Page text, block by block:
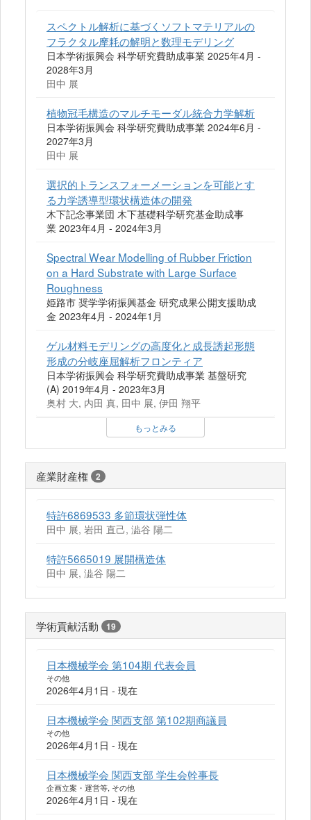
スペクトル解析に基づくソフトマテリアルの
フラクタル摩耗の解明と数理モデリング
日本学術振興会 科学研究費助成事業 2025年4月 -
2028年3月
田中 展
植物冠毛構造のマルチモーダル統合力学解析
日本学術振興会 科学研究費助成事業 2024年6月 -
2027年3月
田中 展
選択的トランスフォーメーションを可能とす
る力学誘導型環状構造体の開発
木下記念事業団 木下基礎科学研究基金助成事
業 2023年4月 - 2024年3月
Spectral Wear Modelling of Rubber Friction
on a Hard Substrate with Large Surface
Roughness
姫路市 奨学学術振興基金 研究成果公開支援助成
金 2023年4月 - 2024年1月
ゲル材料モデリングの高度化と成長誘起形態
形成の分岐座屈解析フロンティア
日本学術振興会 科学研究費助成事業 基盤研究
(A) 2019年4月 - 2023年3月
奥村 大, 内田 真, 田中 展, 伊田 翔平
もっとみる
産業財産権 2
特許6869533 多節環状弾性体
田中 展, 岩田 直己, 澁谷 陽二
特許5665019 展開構造体
田中 展, 澁谷 陽二
学術貢献活動 19
日本機械学会 第104期 代表会員
その他
2026年4月1日 - 現在
日本機械学会 関西支部 第102期商議員
その他
2026年4月1日 - 現在
日本機械学会 関西支部 学生会幹事長
企画立案・運営等, その他
2026年4月1日 - 現在